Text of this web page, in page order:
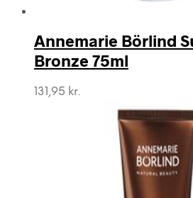
Annemarie Börlind
Bronze 75ml
131,95 kr.